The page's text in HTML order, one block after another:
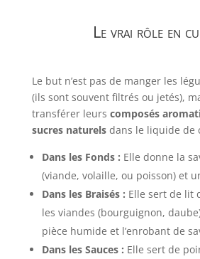
Le vrai rôle en
Le but n’est pas de manger les
(ils sont souvent filtrés ou jetés),
transférer leurs composés
sucres naturelsdans le liquide de
Dans les Fonds : Elle donne la
(viande, volaille, ou poisson) et
Dans les Braisés : Elle sert de lit
les viandes (bourguignon,
pièce humide et l’enrobant de
Dans les Sauces : Elle sert de